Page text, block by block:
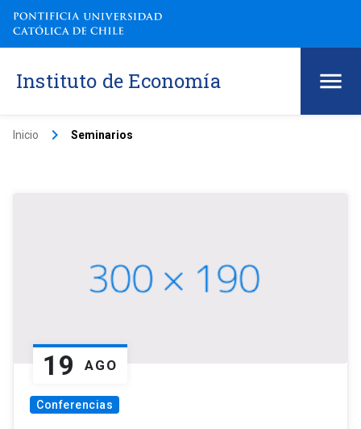
Instituto de Economía
Inicio keyboard_arrow_right Seminarios
19 AGO
Conferencias